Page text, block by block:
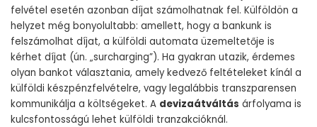
felvétel esetén azonban díjat számolhatnak fel. Külföldön a
helyzet még bonyolultabb: amellett, hogy a bankunk is
felszámolhat díjat, a külföldi automata üzemeltetője is
kérhet díjat (ún. „surcharging”). Ha gyakran utazik, érdemes
olyan bankot választania, amely kedvező feltételeket kínál a
külföldi készpénzfelvételre, vagy legalábbis transzparensen
kommunikálja a költségeket. A devizaátváltás árfolyama is
kulcsfontosságú lehet külföldi tranzakcióknál.